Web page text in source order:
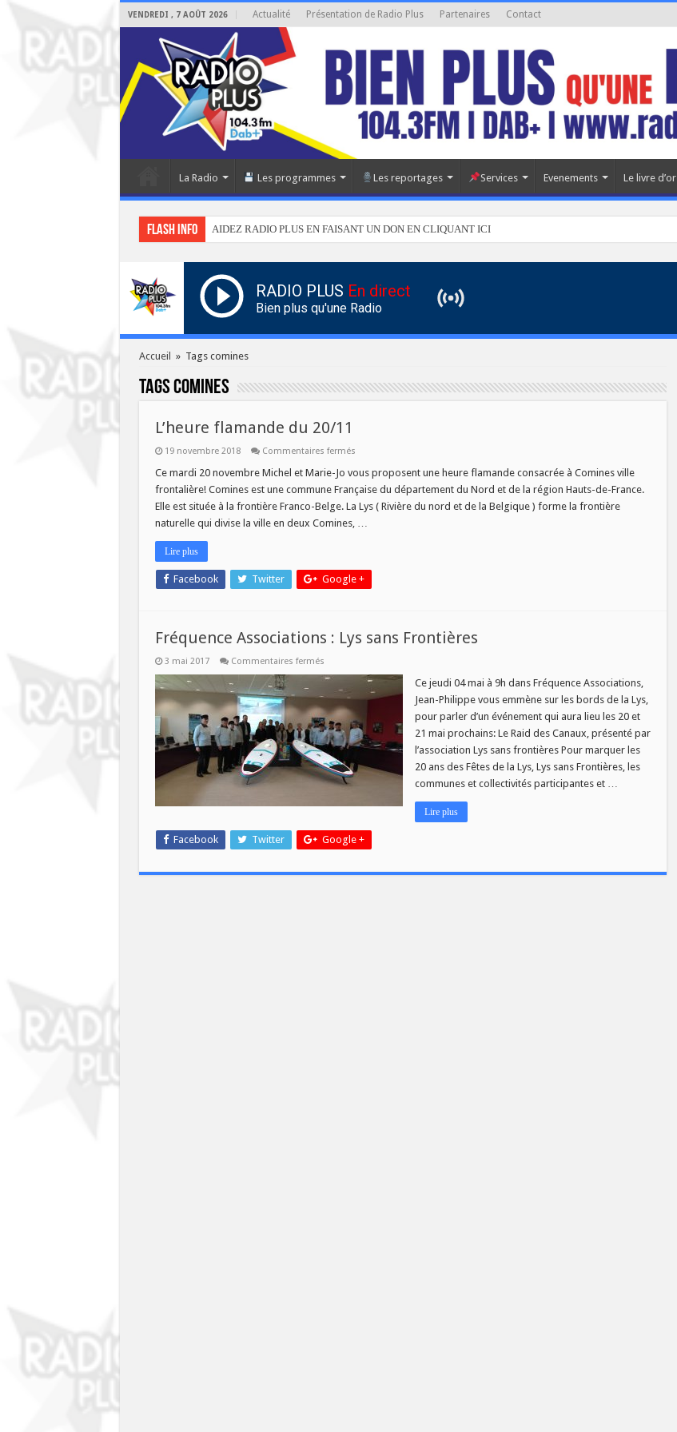
VENDREDI , 7 AOÛT 2026 Actualité Présentation de Radio Plus Partenaires Contact
La Radio Les programmes Les reportages Services Evenements Le livre d’or
Flash info AIDEZ RADIO PLUS EN FAISANT UN DON EN CLIQUANT ICI
RADIO PLUS En direct
Bien plus qu'une Radio
Accueil » Tags comines
Tagscomines
L’heure flamande du 20/11
19 novembre 2018 Commentaires ferméssur
flamande
20/11
Ce mardi 20 novembre Michel et Marie-Jo vous proposent une heure flamande consacrée à Comines ville
frontalière! Comines est une commune Française du département du Nord et de la région Hauts-de-France.
Elle est située à la frontière Franco-Belge. La Lys ( Rivière du nord et de la Belgique ) forme la frontière
naturelle qui divise la ville en deux Comines, …
Lire plus
Facebook Twitter Google +
Fréquence Associations : Lys sans Frontières
3 mai 2017 Commentaires ferméssur
Associations
sans
Frontières
Ce jeudi 04 mai à 9h dans Fréquence Associations,
Jean-Philippe vous emmène sur les bords de la Lys,
pour parler d’un événement qui aura lieu les 20 et
21 mai prochains: Le Raid des Canaux, présenté par
l’association Lys sans frontières Pour marquer les
20 ans des Fêtes de la Lys, Lys sans Frontières, les
communes et collectivités participantes et …
Lire plus
Facebook Twitter Google +